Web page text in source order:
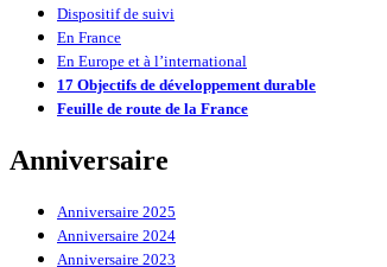
Dispositif de suivi
En France
En Europe et à l’international
17 Objectifs de développement durable
Feuille de route de la France
Anniversaire
Anniversaire 2025
Anniversaire 2024
Anniversaire 2023